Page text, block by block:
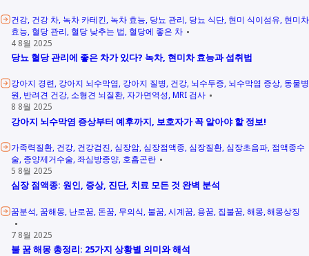
건강 건강 차 녹차 카테킨 녹차 효능 당뇨 관리 당뇨 식단 현미 식이섬유 현미차
효능 혈당 관리 혈당 낮추는 법 혈당에 좋은 차
4 8월 2025
당뇨 혈당 관리에 좋은 차가 있다? 녹차, 현미차 효능과 섭취법
강아지 경련 강아지 뇌수막염 강아지 질병 건강 뇌수두증 뇌수막염 증상 동물병
원 반려견 건강 소형견 뇌질환 자가면역성 MRI 검사
8 8월 2025
강아지 뇌수막염 증상부터 예후까지, 보호자가 꼭 알아야 할 정보!
가족력질환 건강 건강검진 심장암 심장점액종 심장질환 심장초음파 점액종수
술 종양제거수술 좌심방종양 호흡곤란
5 8월 2025
심장 점액종: 원인, 증상, 진단, 치료 모든 것 완벽 분석
꿈분석 꿈해몽 난로꿈 돈꿈 무의식 불꿈 시계꿈 용꿈 집불꿈 해몽 해몽상징
7 8월 2025
불 꿈 해몽 총정리: 25가지 상황별 의미와 해석